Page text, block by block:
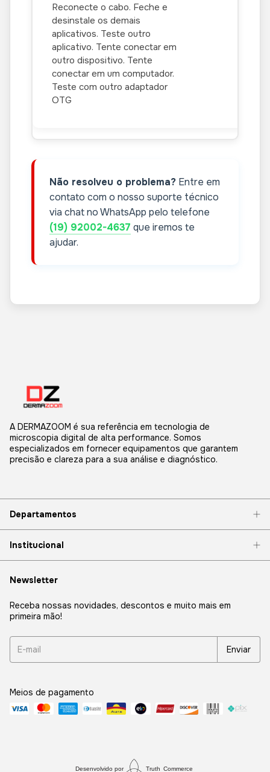
Reconecte o cabo. Feche e
desinstale os demais
aplicativos. Teste outro
aplicativo. Tente conectar em
outro dispositivo. Tente
conectar em um computador.
Teste com outro adaptador
OTG
Não resolveu o problema? Entre em
contato com o nosso suporte técnico
via chat no WhatsApp pelo telefone
(19) 92002-4637 que iremos te
ajudar.
A DERMAZOOM é sua referência em tecnologia de
microscopia digital de alta performance. Somos
especializados em fornecer equipamentos que garantem
precisão e clareza para a sua análise e diagnóstico.
Departamentos
Institucional
Newsletter
Receba nossas novidades, descontos e muito mais em
primeira mão!
Meios de pagamento
Desenvolvido por Truth Commerce